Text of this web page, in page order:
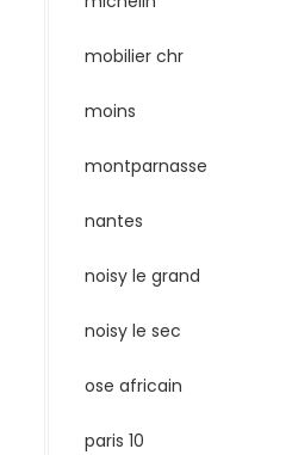
mobilier chr
moins
montparnasse
nantes
noisy le grand
noisy le sec
ose africain
paris 10